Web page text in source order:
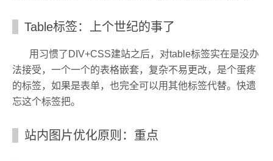
Table标签：上个世纪的事了
用习惯了DIV+CSS建站之后，对table标签实在是没办
法接受，一个一个的表格嵌套，复杂不易更改，是个蛋疼
的标签，如果是表单，也完全可以用其他标签代替。快遗
忘这个标签把。
站内图片优化原则：重点